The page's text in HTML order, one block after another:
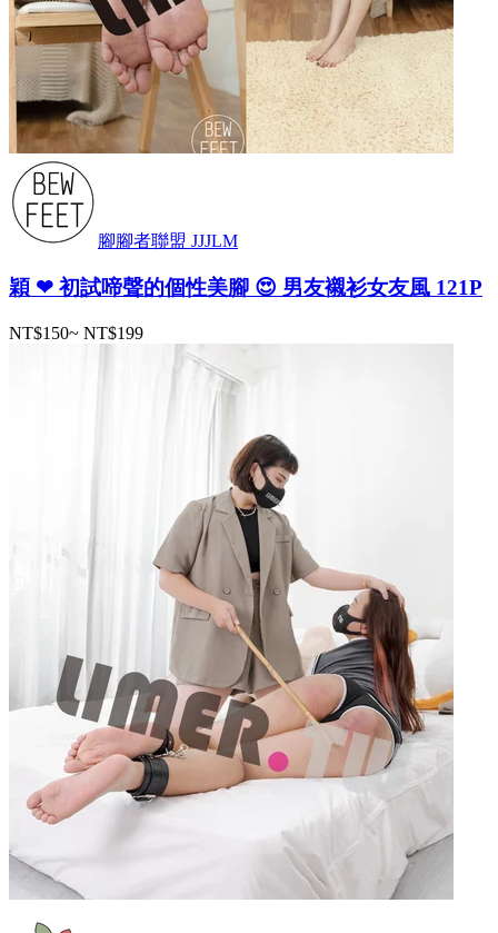
腳腳者聯盟 JJJLM
穎 ❤ 初試啼聲的個性美腳 😍 男友襯衫女友風 121P
NT$150~ NT$199